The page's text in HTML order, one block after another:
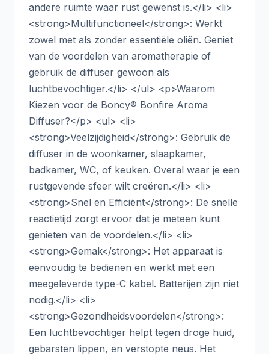
andere ruimte waar rust gewenst is.</li> <li>
<strong>Multifunctioneel</strong>: Werkt
zowel met als zonder essentiële oliën. Geniet
van de voordelen van aromatherapie of
gebruik de diffuser gewoon als
luchtbevochtiger.</li> </ul> <p>Waarom
Kiezen voor de Boncy® Bonfire Aroma
Diffuser?</p> <ul> <li>
<strong>Veelzijdigheid</strong>: Gebruik de
diffuser in de woonkamer, slaapkamer,
badkamer, WC, of keuken. Overal waar je een
rustgevende sfeer wilt creëren.</li> <li>
<strong>Snel en Efficiënt</strong>: De snelle
reactietijd zorgt ervoor dat je meteen kunt
genieten van de voordelen.</li> <li>
<strong>Gemak</strong>: Het apparaat is
eenvoudig te bedienen en werkt met een
meegeleverde type-C kabel. Batterijen zijn niet
nodig.</li> <li>
<strong>Gezondheidsvoordelen</strong>:
Een luchtbevochtiger helpt tegen droge huid,
gebarsten lippen, en verstopte neus. Het